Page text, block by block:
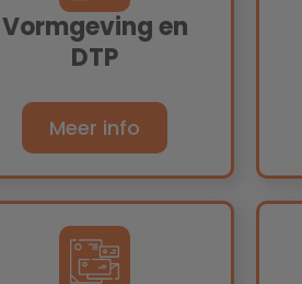
Vormgeving en
DTP
Meer info